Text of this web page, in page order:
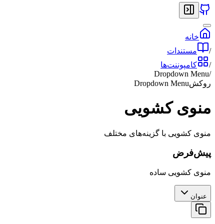
خانه
/
مستندات
/
کامپوننت‌ها
/
Dropdown Menu
روکشDropdown Menu
منوی کشویی
منوی کشویی با گزینه‌های مختلف
پیش‌فرض
منوی کشویی ساده
عنوان